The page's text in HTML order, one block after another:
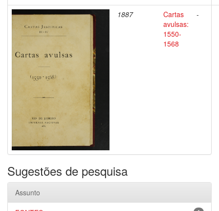
1887
Cartas
avulsas:
1550-
1568
-
Sugestões de pesquisa
Assunto